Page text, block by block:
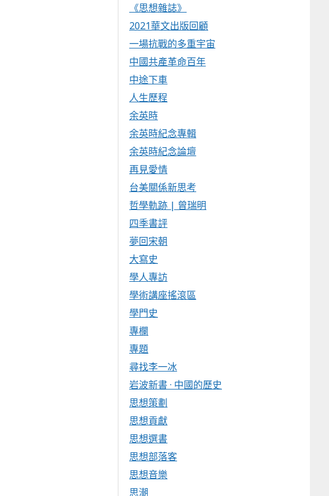
《思想雜誌》
2021華文出版回顧
一場抗戰的多重宇宙
中國共產革命百年
中途下車
人生歷程
余英時
余英時紀念專輯
余英時紀念論壇
再見愛情
台美關係新思考
哲學軌跡 | 曾瑞明
四季書評
夢回宋朝
大寫史
學人專訪
學術講座搖滾區
學門史
專欄
專題
尋找李一冰
岩波新書 · 中國的歷史
思想策劃
思想貢獻
思想選書
思想部落客
思想音樂
思潮